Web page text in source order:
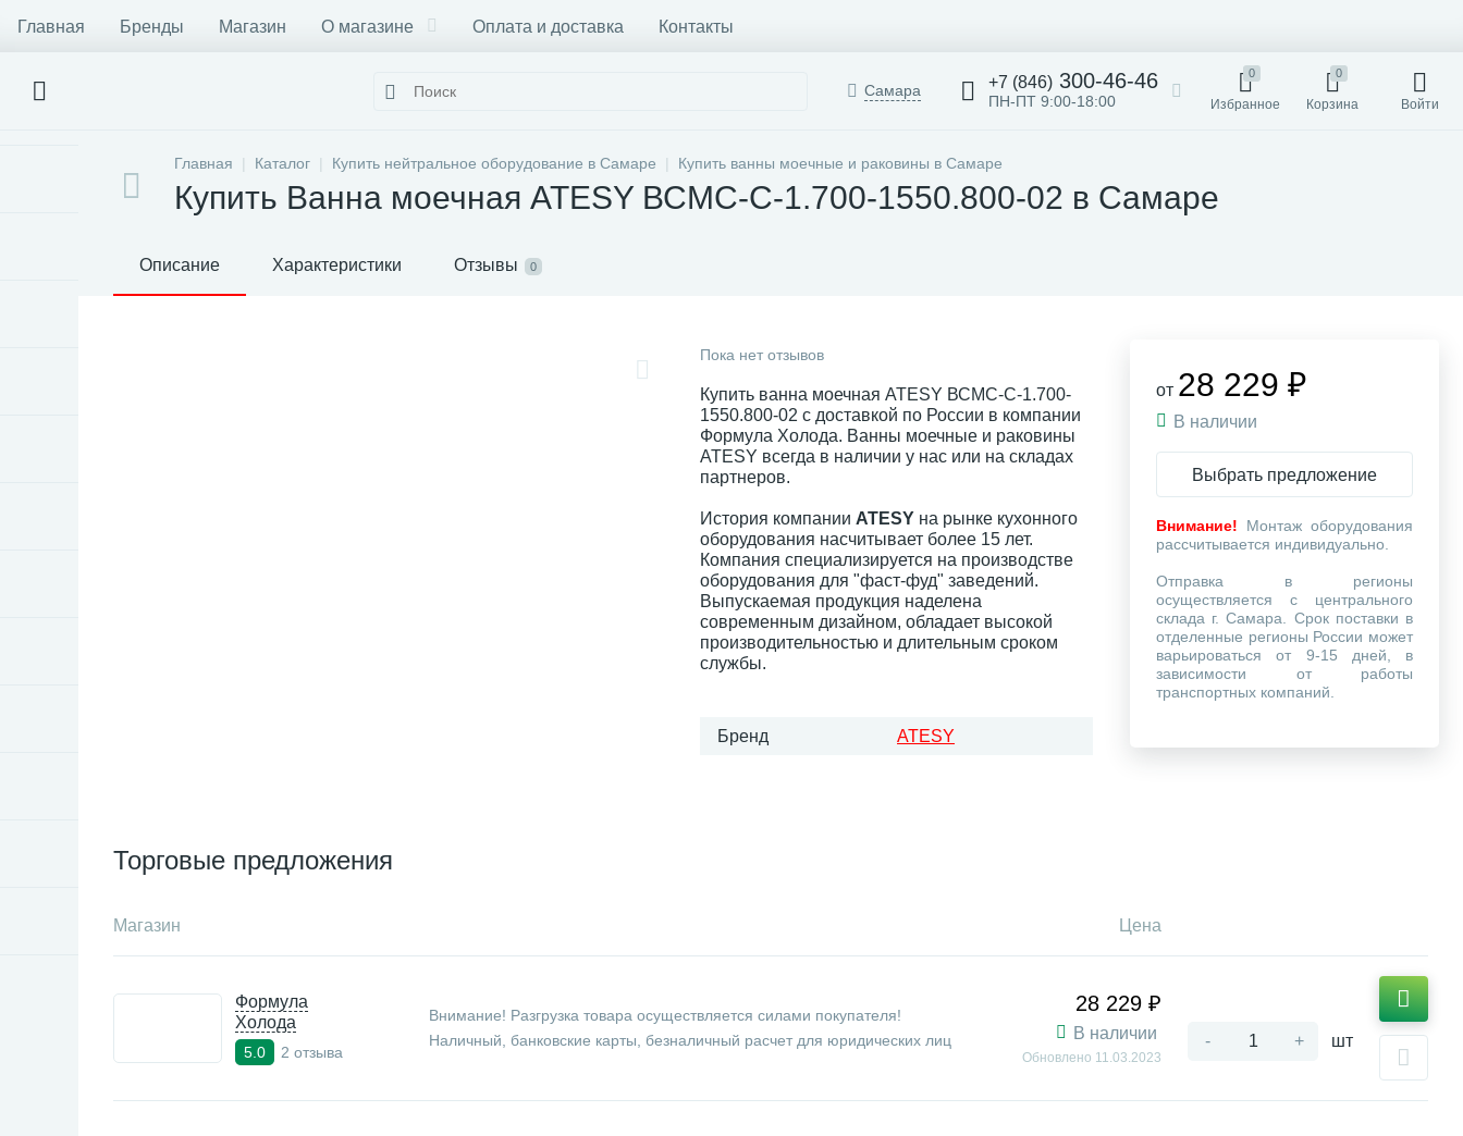
Главная Бренды Магазин О магазине Оплата и доставка Контакты
Самара +7 (846) 300-46-46
ПН-ПТ 9:00-18:00
0
Избранное
0
Корзина Войти
Главная Каталог Купить нейтральное оборудование в Самаре Купить ванны моечные и раковины в Самаре
Купить Ванна моечная ATESY ВСМС-С-1.700-1550.800-02 в Самаре
Описание Характеристики Отзывы 0
Пока нет отзывов
Купить ванна моечная ATESY ВСМС-С-1.700-
1550.800-02 с доставкой по России в компании
Формула Холода. Ванны моечные и раковины
ATESY всегда в наличии у нас или на складах
партнеров.
История компании ATESY на рынке кухонного
оборудования насчитывает более 15 лет.
Компания специализируется на производстве
оборудования для "фаст-фуд" заведений.
Выпускаемая продукция наделена
современным дизайном, обладает высокой
производительностью и длительным сроком
службы.
Бренд ATESY
Торговые предложения
Магазин Цена
Формула
Холода
5.0 2 отзыва
Внимание! Разгрузка товара осуществляется силами покупателя!
Наличный, банковские карты, безналичный расчет для юридических лиц
28 229 ₽
В наличии
Обновлено 11.03.2023
- + шт
от 28 229 ₽
В наличии
Выбрать предложение
Внимание! Монтаж оборудования
рассчитывается индивидуально.
Отправка в регионы
осуществляется с центрального
склада г. Самара. Срок поставки в
отделенные регионы России может
варьироваться от 9-15 дней, в
зависимости от работы
транспортных компаний.